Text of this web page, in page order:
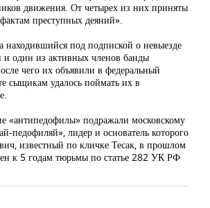
движения. От четырех из них приняты
преступных деяний».
находившийся под подпиской о невыезде
и один из активных членов банды
чего их объявили в федеральный
сыщикам удалось поймать их в
«антипедофилы» подражали московскому
педофиляй», лидер и основатель которого
известный по кличке Тесак, в прошлом
к 5 годам тюрьмы по статье 282 УК РФ